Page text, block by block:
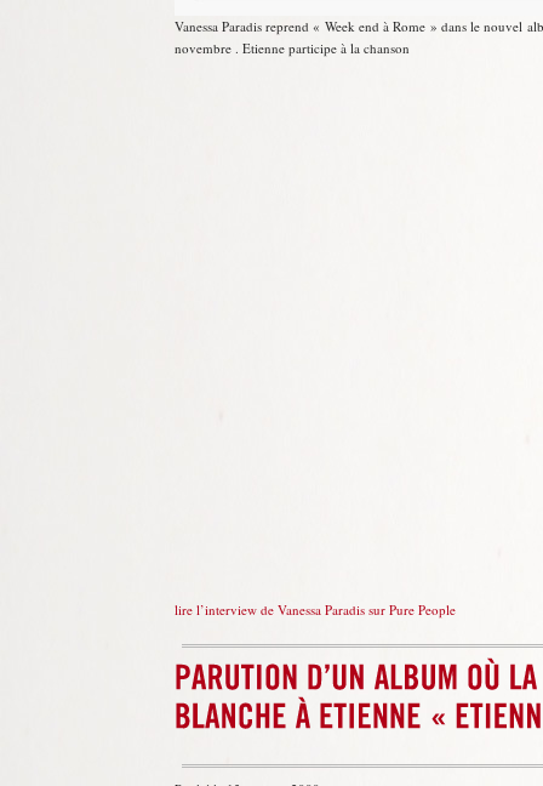
Vanessa Paradis reprend « Week end à Rome » dans le nouvel
novembre . Etienne participe à la chanson
lire l’interview de Vanessa Paradis sur Pure People